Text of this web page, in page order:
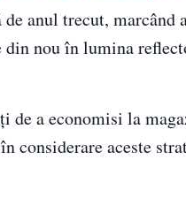
anul trecut, marcând
din nou în lumina
de a economisi la
considerare aceste